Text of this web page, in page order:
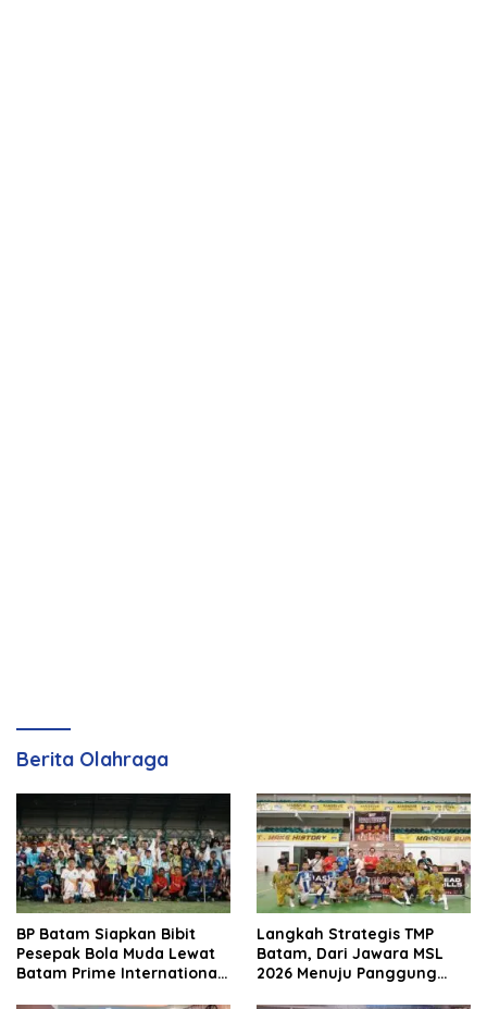
Berita Olahraga
BP Batam Siapkan Bibit
Pesepak Bola Muda Lewat
Batam Prime International
Langkah Strategis TMP
Batam, Dari Jawara MSL
2026 Menuju Panggung